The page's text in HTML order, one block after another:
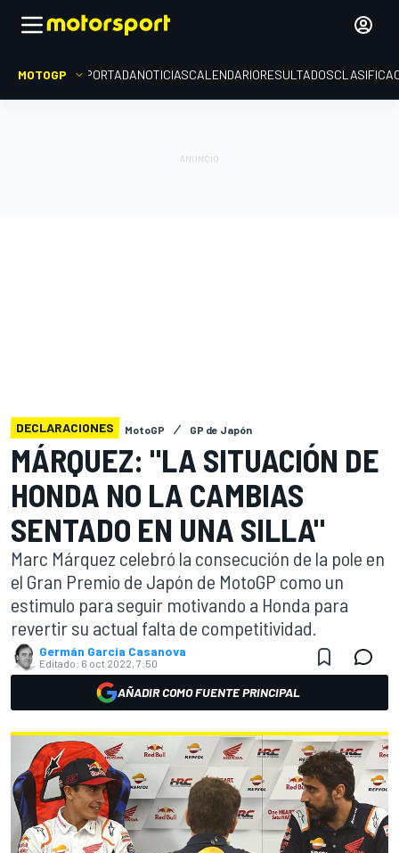
MOTOGP PORTADANOTICIASCALENDARIORESULTADOS
DECLARACIONES MotoGP GP de Japón
MÁRQUEZ: "LA SITUACIÓN DE
HONDA NO LA CAMBIAS
SENTADO EN UNA SILLA"
Marc Márquez celebró la consecución de la pole en
el Gran Premio de Japón de MotoGP como un
estimulo para seguir motivando a Honda para
revertir su actual falta de competitividad.
Germán Garcia Casanova
Editado: 6 oct 2022, 7:50
AÑADIR COMO FUENTE PRINCIPAL